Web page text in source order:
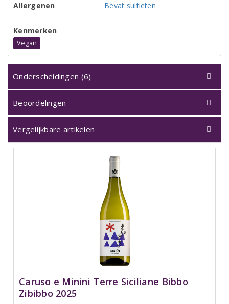
Allergenen
Bevat sulfieten
Kenmerken
Vegan
Onderscheidingen (6)
Beoordelingen
Vergelijkbare artikelen
Caruso e Minini Terre Siciliane Bibbo
Zibibbo 2025